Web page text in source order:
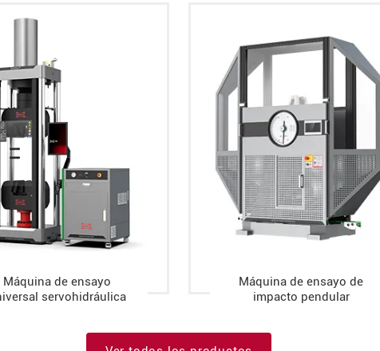
Máquina de ensayo
servohidráulica
Máquina de ensayo de
impacto pendular